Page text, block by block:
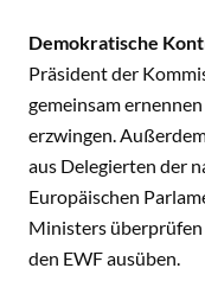
Demokratische
Präsident der
gemeinsam
erzwingen.
aus Delegierten der
Europäischen
Ministers
den EWF ausüben.